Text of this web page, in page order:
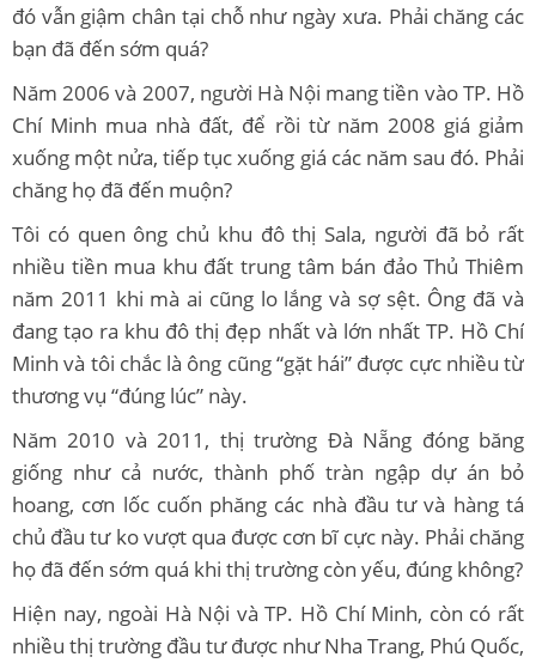
đó vẫn giậm chân tại chỗ như ngày xưa. Phải chăng các
bạn đã đến sớm quá?
Năm 2006 và 2007, người Hà Nội mang tiền vào TP. Hồ
Chí Minh mua nhà đất, để rồi từ năm 2008 giá giảm
xuống một nửa, tiếp tục xuống giá các năm sau đó. Phải
chăng họ đã đến muộn?
Tôi có quen ông chủ khu đô thị Sala, người đã bỏ rất
nhiều tiền mua khu đất trung tâm bán đảo Thủ Thiêm
năm 2011 khi mà ai cũng lo lắng và sợ sệt. Ông đã và
đang tạo ra khu đô thị đẹp nhất và lớn nhất TP. Hồ Chí
Minh và tôi chắc là ông cũng “gặt hái” được cực nhiều từ
thương vụ “đúng lúc” này.
Năm 2010 và 2011, thị trường Đà Nẵng đóng băng
giống như cả nước, thành phố tràn ngập dự án bỏ
hoang, cơn lốc cuốn phăng các nhà đầu tư và hàng tá
chủ đầu tư ko vượt qua được cơn bĩ cực này. Phải chăng
họ đã đến sớm quá khi thị trường còn yếu, đúng không?
Hiện nay, ngoài Hà Nội và TP. Hồ Chí Minh, còn có rất
nhiều thị trường đầu tư được như Nha Trang, Phú Quốc,